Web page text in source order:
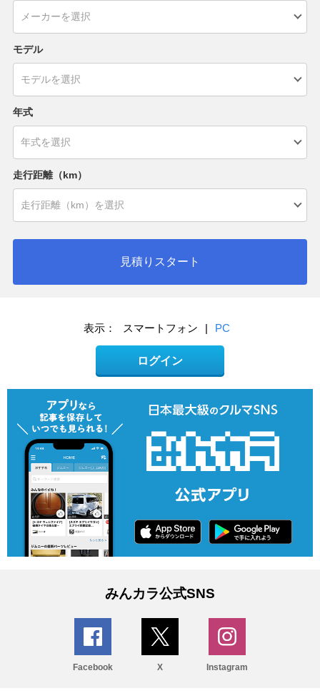
モデル
年式
走行距離（km）
見積りスタート
表示： スマートフォン | PC
ログイン
みんカラ公式SNS
Facebook X Instagram